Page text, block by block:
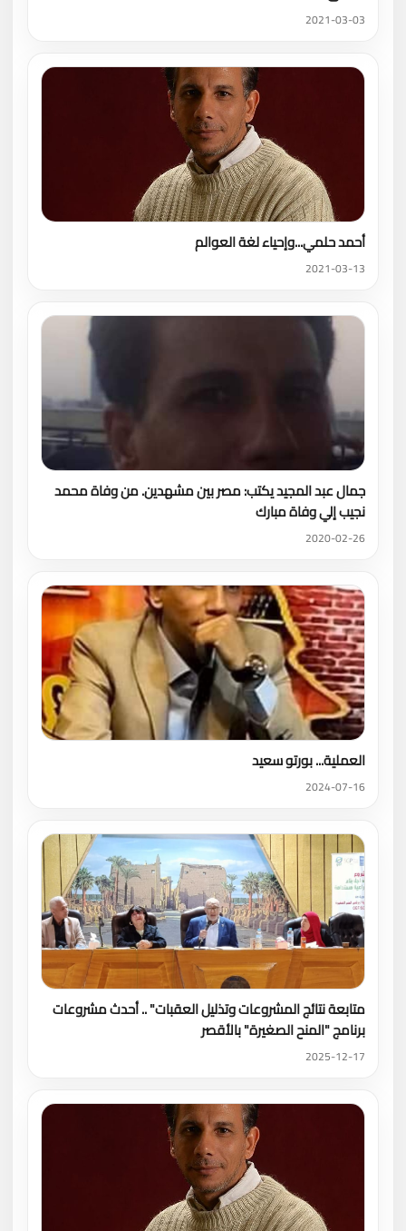
2021-03-03
أحمد حلمي...وإحياء لغة العوالم
2021-03-13
جمال عبد المجيد يكتب: مصر بين مشهدين. من وفاة محمد
نجيب إلي وفاة مبارك
2020-02-26
العملية... بورتو سعيد
2024-07-16
متابعة نتائج المشروعات وتذليل العقبات" .. أحدث مشروعات
برنامج "المنح الصغيرة" بالأقصر
2025-12-17